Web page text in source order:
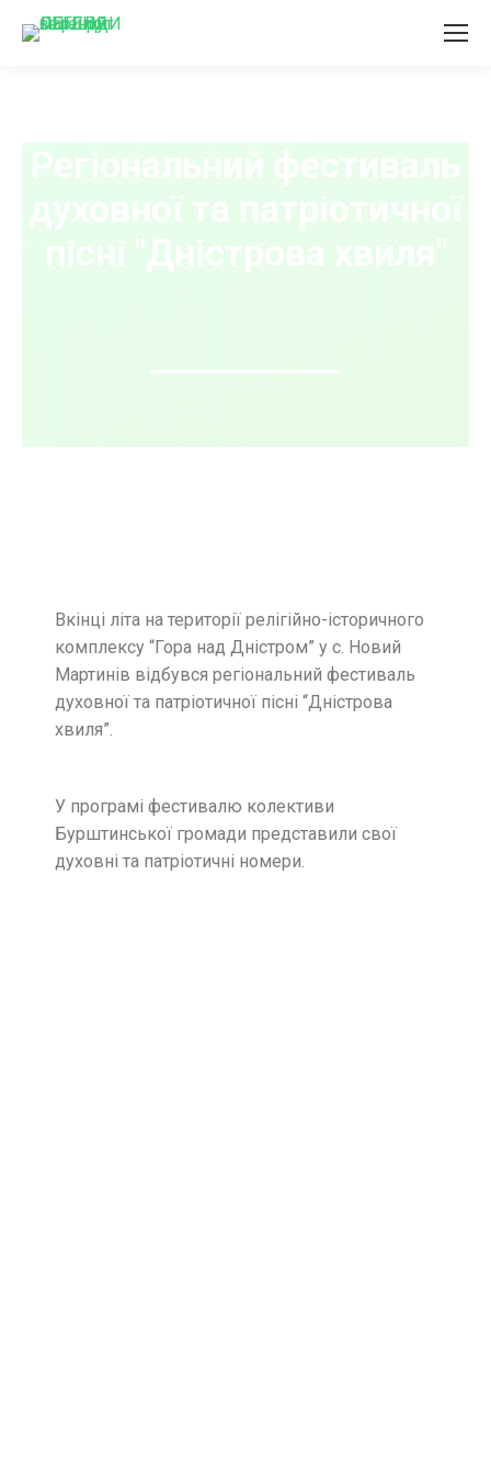
духовної та патріотичної
пісні "Дністрова хвиля"
Вкінці літа на території релігійно-історичного
комплексу “Гора над Дністром” у с. Новий
Мартинів відбувся регіональний фестиваль
духовної та патріотичної пісні “Дністрова
хвиля”.
У програмі фестивалю колективи
Бурштинської громади представили свої
духовні та патріотичні номери.